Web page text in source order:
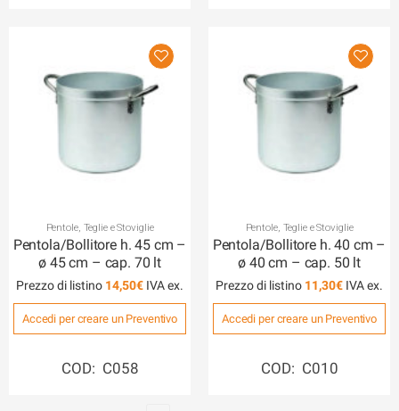
Pentole, Teglie e Stoviglie
Pentola/Bollitore h. 45 cm –
ø 45 cm – cap. 70 lt
Prezzo di listino 14,50€
Accedi per creare un Preventivo
COD: C058
Pentole, Teglie e Stoviglie
Pentola/Bollitore h. 40 cm –
ø 40 cm – cap. 50 lt
Prezzo di listino 11,30€
Accedi per creare un Preventivo
COD: C010